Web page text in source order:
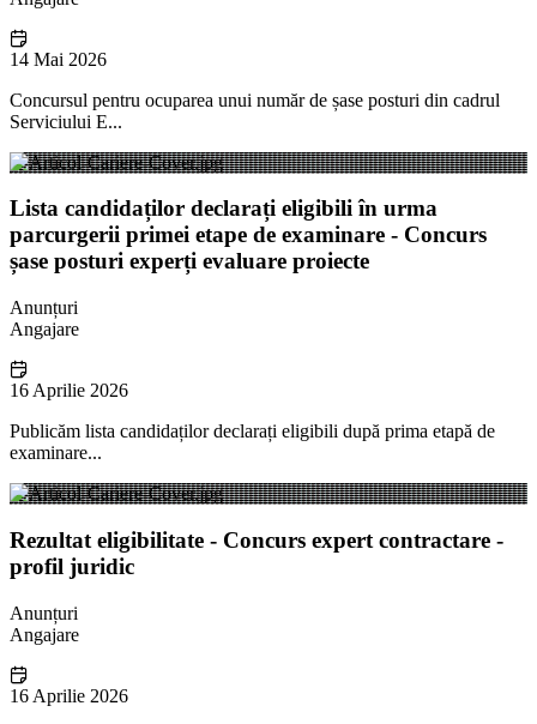
14 Mai 2026
Concursul pentru ocuparea unui număr de șase posturi din cadrul
Serviciului E...
Lista candidaților declarați eligibili în urma
parcurgerii primei etape de examinare - Concurs
șase posturi experți evaluare proiecte
Anunțuri
Angajare
16 Aprilie 2026
Publicăm lista candidaților declarați eligibili după prima etapă de
examinare...
Rezultat eligibilitate - Concurs expert contractare -
profil juridic
Anunțuri
Angajare
16 Aprilie 2026